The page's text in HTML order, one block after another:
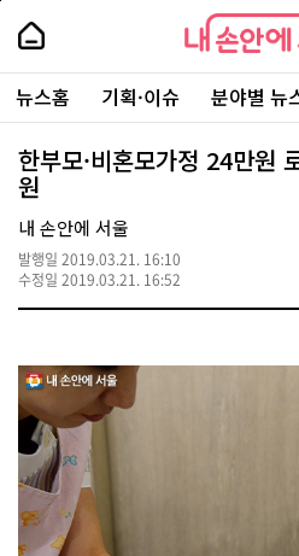
본
로
가
내
손
안
에
서
울
-
서
울
시
대
표
소
통
포
내
손
에
울
주
요
서
뉴스홈 기획·이슈 분야별 뉴
한부모·비혼모가정 24만원
원
내 손안에 서울
발행일 2019.03.21. 16:10
수정일 2019.03.21. 16:52
페
상
단
로